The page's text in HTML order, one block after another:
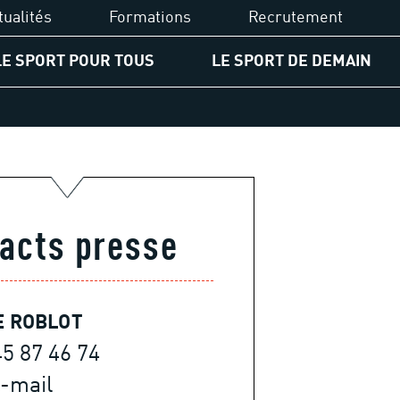
Formations
Formations
Recrutement
SPORT POUR TOUS
pour les jeunes
égalité des chances
LE SPORT DE DEMAIN
presse
ROBLOT
87 46 74
mail